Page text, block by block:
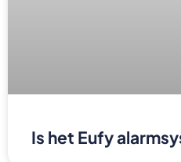
Is het Eufy